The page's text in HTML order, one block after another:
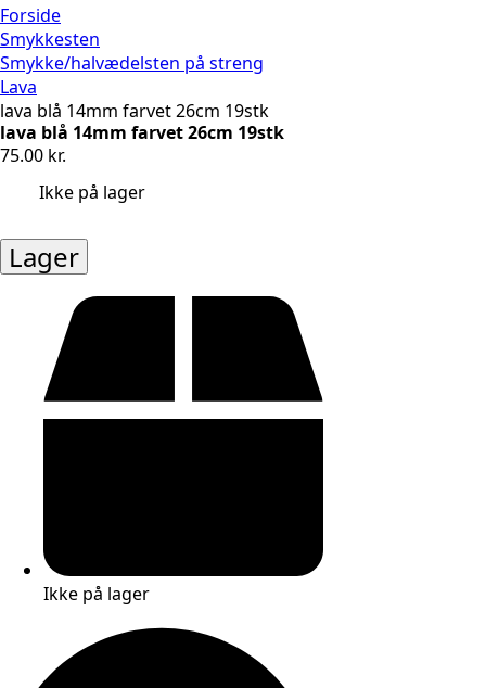
Forside
Smykkesten
Smykke/halvædelsten på streng
Lava
lava blå 14mm farvet 26cm 19stk
lava blå 14mm farvet 26cm 19stk
75.00 kr.
Ikke på lager
Lager
Ikke på lager